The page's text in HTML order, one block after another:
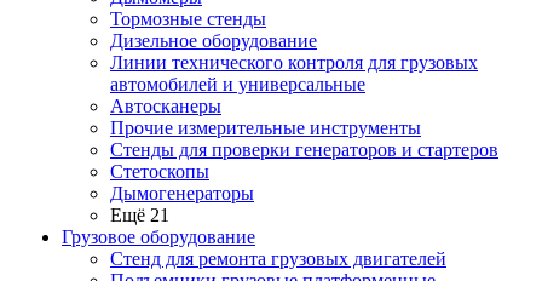
Тормозные стенды
Дизельное оборудование
Линии технического контроля для грузовых
автомобилей и универсальные
Автосканеры
Прочие измерительные инструменты
Стенды для проверки генераторов и стартеров
Стетоскопы
Дымогенераторы
Ещё 21
Грузовое оборудование
Стенд для ремонта грузовых двигателей